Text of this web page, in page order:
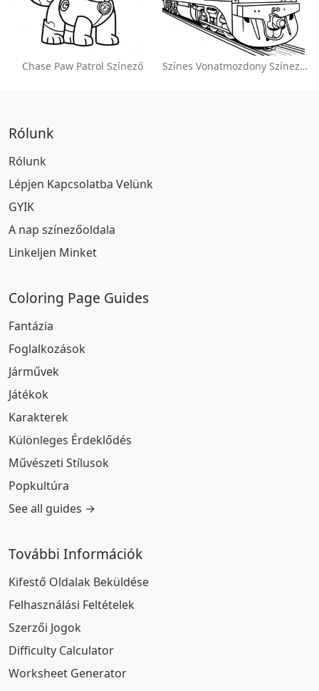
Chase Paw Patrol Színező Színes Vonatmozdony Színezőlap
Rólunk
Rólunk
Lépjen Kapcsolatba Velünk
GYIK
A nap színezőoldala
Linkeljen Minket
Coloring Page Guides
Fantázia
Foglalkozások
Járművek
Játékok
Karakterek
Különleges Érdeklődés
Művészeti Stílusok
Popkultúra
See all guides →
További Információk
Kifestő Oldalak Beküldése
Felhasználási Feltételek
Szerzői Jogok
Difficulty Calculator
Worksheet Generator